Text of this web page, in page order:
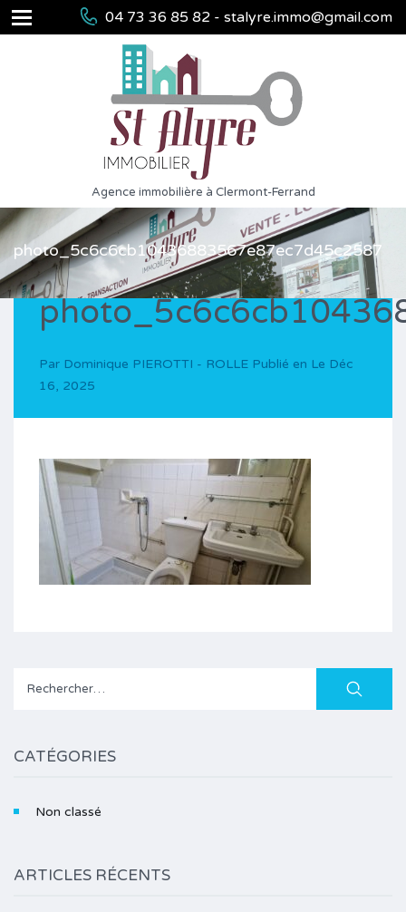
04 73 36 85 82 - stalyre.immo@gmail.com
Agence immobilière à Clermont-Ferrand
photo_5c6c6cb10436883567e87ec7d45c2587
Par Dominique PIEROTTI - ROLLE Publié en Le Déc
16, 2025
Rechercher :
CATÉGORIES
Non classé
ARTICLES RÉCENTS